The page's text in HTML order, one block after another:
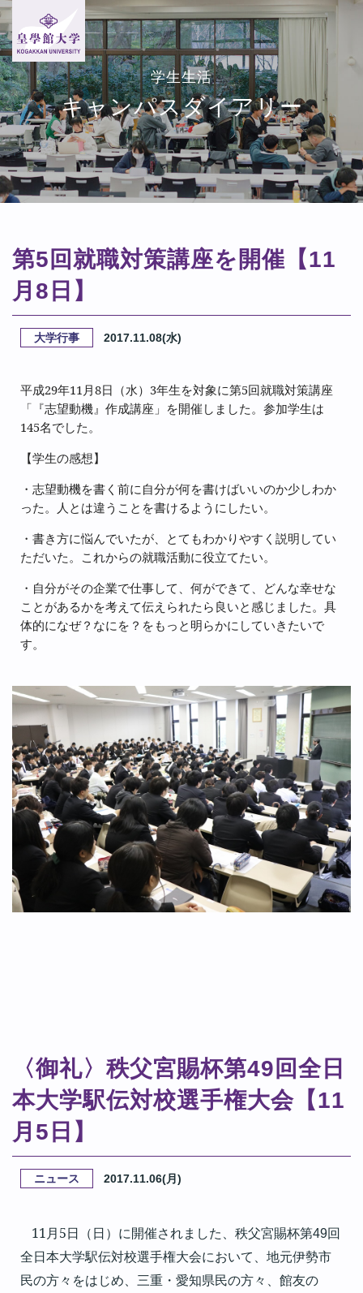
キャンパスダイアリー
学生生活
第5回就職対策講座を開催【11
月8日】
大学行事 2017.11.08(水)
平成29年11月8日（水） 3年生を対象に第5回就職対策講座
「『志望動機』作成講座」を開催しました。参加学生は
145名でした。
【学生の感想】
・志望動機を書く前に自分が何を書けばいいのか少しわか
った。人とは違うことを書けるようにしたい。
・書き方に悩んでいたが、とてもわかりやすく説明してい
ただいた。これからの就職活動に役立てたい。
・自分がその企業で仕事して、何ができて、どんな幸せな
ことがあるかを考えて伝えられたら良いと感じました。具
体的になぜ？なにを？をもっと明らかにしていきたいで
す。
〈御礼〉秩父宮賜杯第49回全日
本大学駅伝対校選手権大会【11
月5日】
ニュース 2017.11.06(月)
11月5日（日）に開催されました、秩父宮賜杯第49回
全日本大学駅伝対校選手権大会において、地元伊勢市
民の方々をはじめ、三重・愛知県民の方々、館友の